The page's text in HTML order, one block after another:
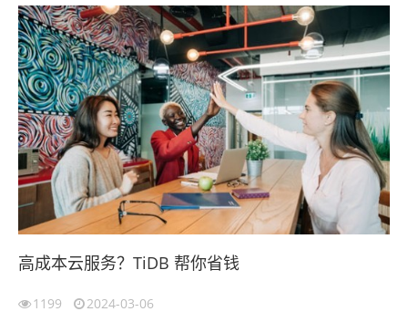
高成本云服务？TiDB 帮你省钱
1199 2024-03-06